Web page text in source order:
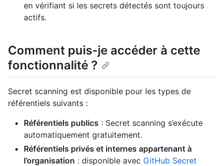
en vérifiant si les secrets détectés sont toujours
actifs.
Comment puis-je accéder à cette
fonctionnalité ?
Secret scanning est disponible pour les types de
référentiels suivants :
Référentiels publics : Secret scanning s’exécute
automatiquement gratuitement.
Référentiels privés et internes appartenant à
l’organisation : disponible avec GitHub Secret